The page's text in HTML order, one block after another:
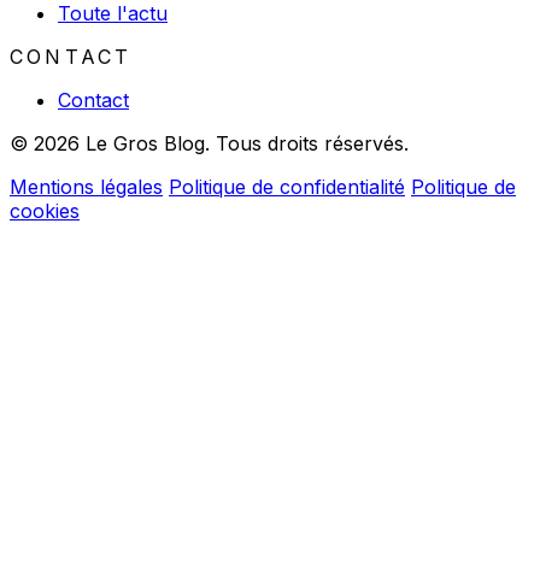
Toute l'actu
CONTACT
Contact
© 2026 Le Gros Blog. Tous droits réservés.
Mentions légales Politique de confidentialité Politique de
cookies